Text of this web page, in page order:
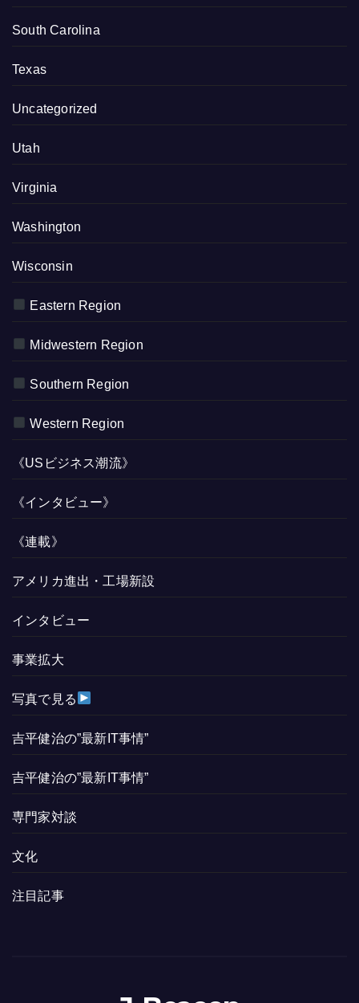
South Carolina
Texas
Uncategorized
Utah
Virginia
Washington
Wisconsin
Eastern Region
Midwestern Region
Southern Region
Western Region
《USビジネス潮流》
《インタビュー》
《連載》
アメリカ進出・工場新設
インタビュー
事業拡大
写真で見る
吉平健治の”最新IT事情”
吉平健治の”最新IT事情”
専門家対談
文化
注目記事